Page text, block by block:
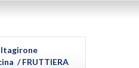
/ FRUTTIERA